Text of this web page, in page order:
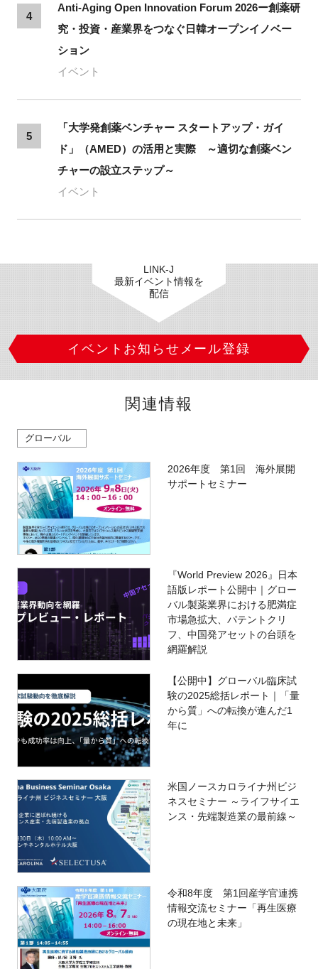
4
Anti-Aging Open Innovation Forum 2026ー創薬研
究・投資・産業界をつなぐ日韓オープンイノベー
ション
イベント
5
「大学発創薬ベンチャー スタートアップ・ガイ
ド」（AMED）の活用と実際 ～適切な創薬ベン
チャーの設立ステップ～
イベント
LINK-J
最新イベント情報を
配信
イベントお知らせメール登録
関連情報
グローバル
2026年度 第1回 海外展開
サポートセミナー
『World Preview 2026』日本
語版レポート公開中｜グロー
バル製薬業界における肥満症
市場急拡大、パテントクリ
フ、中国発アセットの台頭を
網羅解説
【公開中】グローバル臨床試
験の2025総括レポート｜「量
から質」への転換が進んだ1
年に
米国ノースカロライナ州ビジ
ネスセミナー ～ライフサイエ
ンス・先端製造業の最前線～
令和8年度 第1回産学官連携
情報交流セミナー「再生医療
の現在地と未来」